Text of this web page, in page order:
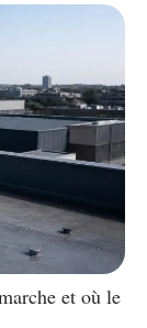
et où le